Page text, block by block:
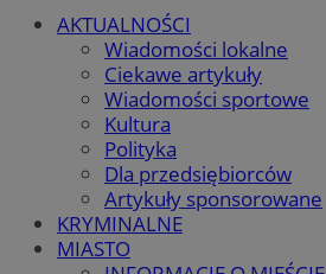
AKTUALNOŚCI
Wiadomości lokalne
Ciekawe artykuły
Wiadomości sportowe
Kultura
Polityka
Dla przedsiębiorców
Artykuły sponsorowane
KRYMINALNE
MIASTO